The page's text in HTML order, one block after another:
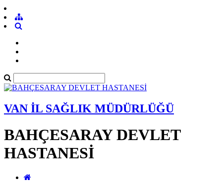
VAN İL SAĞLIK MÜDÜRLÜĞÜ
BAHÇESARAY DEVLET
HASTANESİ